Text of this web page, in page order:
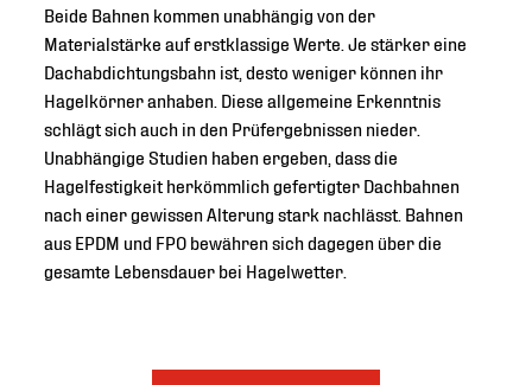
Beide Bahnen kommen unabhängig von der
Materialstärke auf erstklassige Werte. Je stärker eine
Dachabdichtungsbahn ist, desto weniger können ihr
Hagelkörner anhaben. Diese allgemeine Erkenntnis
schlägt sich auch in den Prüfergebnissen nieder.
Unabhängige Studien haben ergeben, dass die
Hagelfestigkeit herkömmlich gefertigter Dachbahnen
nach einer gewissen Alterung stark nachlässt. Bahnen
aus EPDM und FPO bewähren sich dagegen über die
gesamte Lebensdauer bei Hagelwetter.